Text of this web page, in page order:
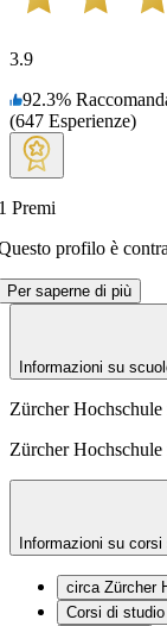
3.9
92.3%
(647 Esperienze)
Premi
profilo è
Per saperne di più
Informazioni su
Zürcher
Zürcher
Informazioni su corsi
circa Zürcher
Corsi di studio